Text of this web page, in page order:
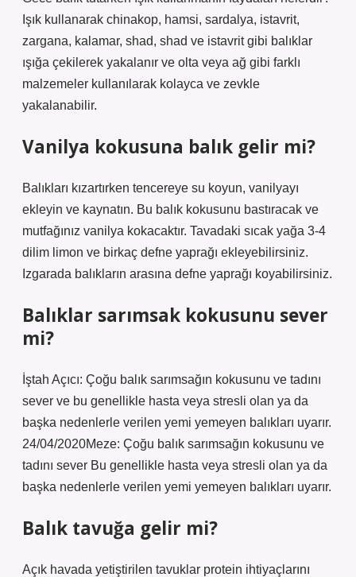
Işık kullanarak chinakop, hamsi, sardalya, istavrit,
zargana, kalamar, shad, shad ve istavrit gibi balıklar
ışığa çekilerek yakalanır ve olta veya ağ gibi farklı
malzemeler kullanılarak kolayca ve zevkle
yakalanabilir.
Vanilya kokusuna balık gelir mi?
Balıkları kızartırken tencereye su koyun, vanilyayı
ekleyin ve kaynatın. Bu balık kokusunu bastıracak ve
mutfağınız vanilya kokacaktır. Tavadaki sıcak yağa 3-4
dilim limon ve birkaç defne yaprağı ekleyebilirsiniz.
Izgarada balıkların arasına defne yaprağı koyabilirsiniz.
Balıklar sarımsak kokusunu sever
mi?
İştah Açıcı: Çoğu balık sarımsağın kokusunu ve tadını
sever ve bu genellikle hasta veya stresli olan ya da
başka nedenlerle verilen yemi yemeyen balıkları uyarır.
24/04/2020Meze: Çoğu balık sarımsağın kokusunu ve
tadını sever Bu genellikle hasta veya stresli olan ya da
başka nedenlerle verilen yemi yemeyen balıkları uyarır.
Balık tavuğa gelir mi?
Açık havada yetiştirilen tavuklar protein ihtiyaçlarını